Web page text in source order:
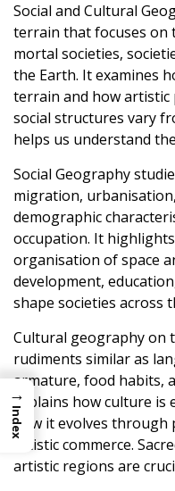
Social and Cultural
terrain that focuses
mortal societies,
the Earth. It examines
terrain and how artistic
social structures vary
helps us understand
Social Geography
migration,
demographic
occupation. It
organisation of space
development,
shape societies across
Cultural geography on
rudiments similar as
armature, food habits,
explains how culture is
how it evolves through
artistic commerce.
artistic regions are
→
Index